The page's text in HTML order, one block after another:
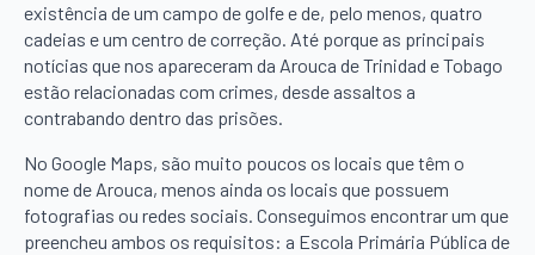
existência de um campo de golfe e de, pelo menos, quatro
cadeias e um centro de correção. Até porque as principais
notícias que nos apareceram da Arouca de Trinidad e Tobago
estão relacionadas com crimes, desde assaltos a
contrabando dentro das prisões.
No Google Maps, são muito poucos os locais que têm o
nome de Arouca, menos ainda os locais que possuem
fotografias ou redes sociais. Conseguimos encontrar um que
preencheu ambos os requisitos: a Escola Primária Pública de